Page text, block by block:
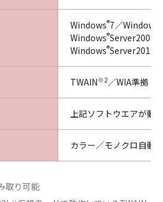
Windows®7／Windows
Windows®Server2008
Windows®Server2016
TWAIN※2／WIA準拠
上記ソフトウエアが動
カラー／モノクロ自動
取り可能